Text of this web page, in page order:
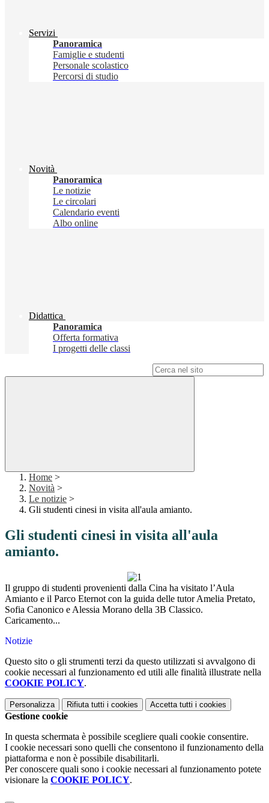
Servizi
Panoramica
Famiglie e studenti
Personale scolastico
Percorsi di studio
Novità
Panoramica
Le notizie
Le circolari
Calendario eventi
Albo online
Didattica
Panoramica
Offerta formativa
I progetti delle classi
Home >
Novità >
Le notizie >
Gli studenti cinesi in visita all'aula amianto.
Gli studenti cinesi in visita all'aula
amianto.
Il gruppo di studenti provenienti dalla Cina ha visitato l’Aula
Amianto e il Parco Eternot con la guida delle tutor Amelia Pretato,
Sofia Canonico e Alessia Morano della 3B Classico.
Caricamento...
Notizie
Questo sito o gli strumenti terzi da questo utilizzati si avvalgono di
cookie necessari al funzionamento ed utili alle finalità illustrate nella
COOKIE POLICY.
Personalizza Rifiuta tutti i cookies Accetta tutti i cookies
Gestione cookie
In questa schermata è possibile scegliere quali cookie consentire.
I cookie necessari sono quelli che consentono il funzionamento della
piattaforma e non è possibile disabilitarli.
Per conoscere quali sono i cookie necessari al funzionamento potete
visionare la COOKIE POLICY.